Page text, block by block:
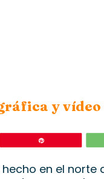
y vídeo
en el norte